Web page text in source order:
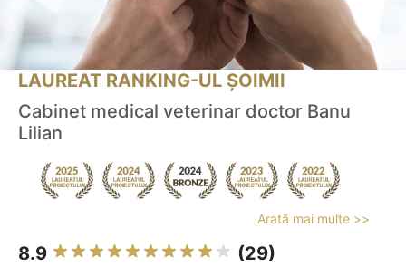
LAUREAT RANKING-UL ȘOIMII
Cabinet medical veterinar doctor Banu
Lilian
Arată mai multe >>
8.9 (29)